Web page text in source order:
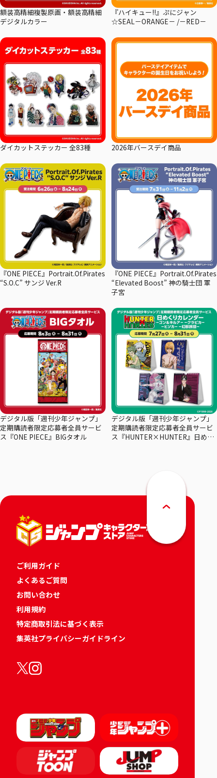
額装高精細複製原画・額装高精細
デジタルカラー
『ハイキュー!!』ぷにジャン
☆SEAL－ORANGE－ /－RED－
ダイカットステッカー 全83種 2026年バースデイ商品
『ONE PIECE』Portrait.Of.Pirates
“S.O.C” サンジ Ver.R
『ONE PIECE』Portrait.Of.Pirates
“Elevated Boost” 神の騎士団 軍
子宮
デジタル版「週刊少年ジャンプ」
定期購読者限定応募者全員サービ
ス『ONE PIECE』BIGタオル
デジタル版「週刊少年ジャンプ」
定期購読者限定応募者全員サービ
ス『HUNTER×HUNTER』日めく
ご利用ガイド
よくあるご質問
お問い合わせ
利用規約
特定商取引法に基づく表示
集英社プライバシーガイドライン